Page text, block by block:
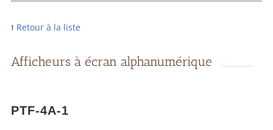
⭡ Retour à la liste
Afficheurs à écran alphanumérique
PTF-4A-1